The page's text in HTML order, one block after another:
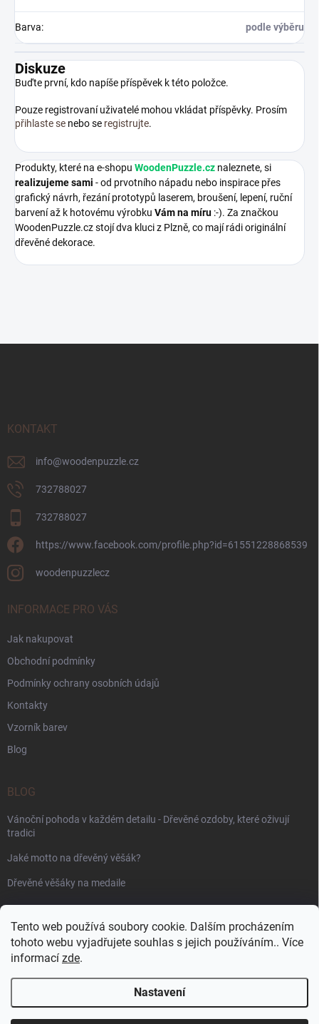
Tento web používá soubory cookie. Dalším procházením
tohoto webu vyjadřujete souhlas s jejich používáním.. Více
informací zde.
Nastavení
Barva: podle výběru
Diskuze
Buďte první, kdo napíše příspěvek k této položce.
Pouze registrovaní uživatelé mohou vkládat příspěvky. Prosím
přihlaste se nebo se registrujte.
Produkty, které na e-shopu WoodenPuzzle.cz naleznete, si
realizujeme sami - od prvotního nápadu nebo inspirace přes
grafický návrh, řezání prototypů laserem, broušení, lepení, ruční
barvení až k hotovému výrobku Vám na míru :-). Za značkou
WoodenPuzzle.cz stojí dva kluci z Plzně, co mají rádi originální
dřevěné dekorace.
KONTAKT
info@woodenpuzzle.cz
732788027
732788027
https://www.facebook.com/profile.php?id=61551228868539
woodenpuzzlecz
INFORMACE PRO VÁS
Jak nakupovat
Obchodní podmínky
Podmínky ochrany osobních údajů
Kontakty
Vzorník barev
Blog
BLOG
Vánoční pohoda v každém detailu - Dřevěné ozdoby, které oživují
tradici
Jaké motto na dřevěný věšák?
Dřevěné věšáky na medaile
PŘIJÍMÁME ONLINE PLATBY